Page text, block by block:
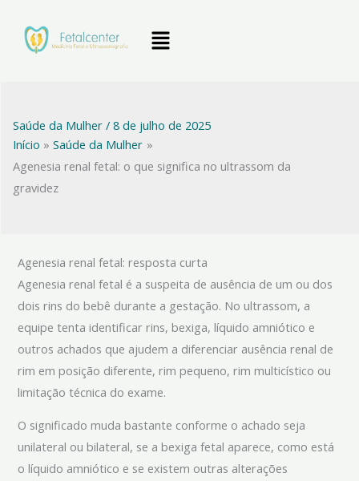
Menu
Saúde da Mulher/ 8 de julho de 2025
Início
Saúde da Mulher
Agenesia renal fetal: o que significa no ultrassom da
gravidez
Agenesia renal fetal: resposta curta
Agenesia renal fetal é a suspeita de ausência de um ou dos
dois rins do bebê durante a gestação. No ultrassom, a
equipe tenta identificar rins, bexiga, líquido amniótico e
outros achados que ajudem a diferenciar ausência renal de
rim em posição diferente, rim pequeno, rim multicístico ou
limitação técnica do exame.
O significado muda bastante conforme o achado seja
unilateral ou bilateral, se a bexiga fetal aparece, como está
o líquido amniótico e se existem outras alterações